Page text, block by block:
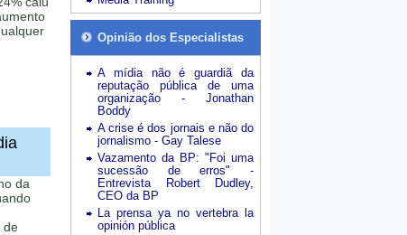
da
de
Opinião dos Especialistas
A mídia não é guardiã da
reputação pública de uma
organização - Jonathan
Boddy
A crise é dos jornais e não do
jornalismo - Gay Talese
Vazamento da BP: "Foi uma
sucessão de erros" -
Entrevista Robert Dudley,
CEO da BP
La prensa ya no vertebra la
opinión pública